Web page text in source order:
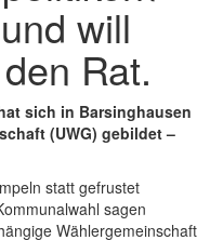
will
Rat.
sich in Barsinghausen
(UWG) gebildet –
statt gefrustet
sagen
Wählergemeinschaft